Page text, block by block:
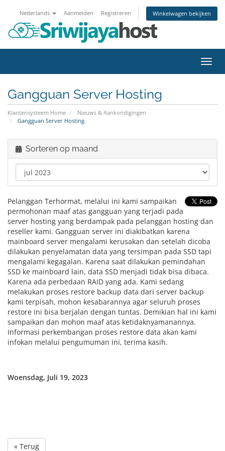
Nederlands Aanmelden Registreren Winkelwagen bekijken
in-/
Gangguan Server Hosting
Klantensysteem Home
Nieuws & Aankondigingen
Gangguan Server Hosting
Sorteren op maand
Pelanggan Terhormat, melalui ini kami sampaikan
permohonan maaf atas gangguan yang terjadi pada
server hosting yang berdampak pada pelanggan hosting dan
reseller kami. Gangguan server ini diakibatkan karena
mainboard server mengalami kerusakan dan setelah dicoba
dilakukan penyelamatan data yang tersimpan pada SSD tapi
mengalami kegagalan. Karena saat dilakukan pemindahan
SSD ke mainboard lain, data SSD menjadi tidak bisa dibaca.
Karena ada perbedaan RAID yang ada. Kami sedang
melakukan proses restore backup data dari server backup
kami terpisah, mohon kesabarannya agar seluruh proses
restore ini bisa berjalan dengan tuntas. Demikian hal ini kami
sampaikan dan mohon maaf atas ketidaknyamanannya.
Informasi perkembangan proses restore data akan kami
infokan melalui pengumuman ini, terima kasih.
Woensdag, Juli 19, 2023
« Terug